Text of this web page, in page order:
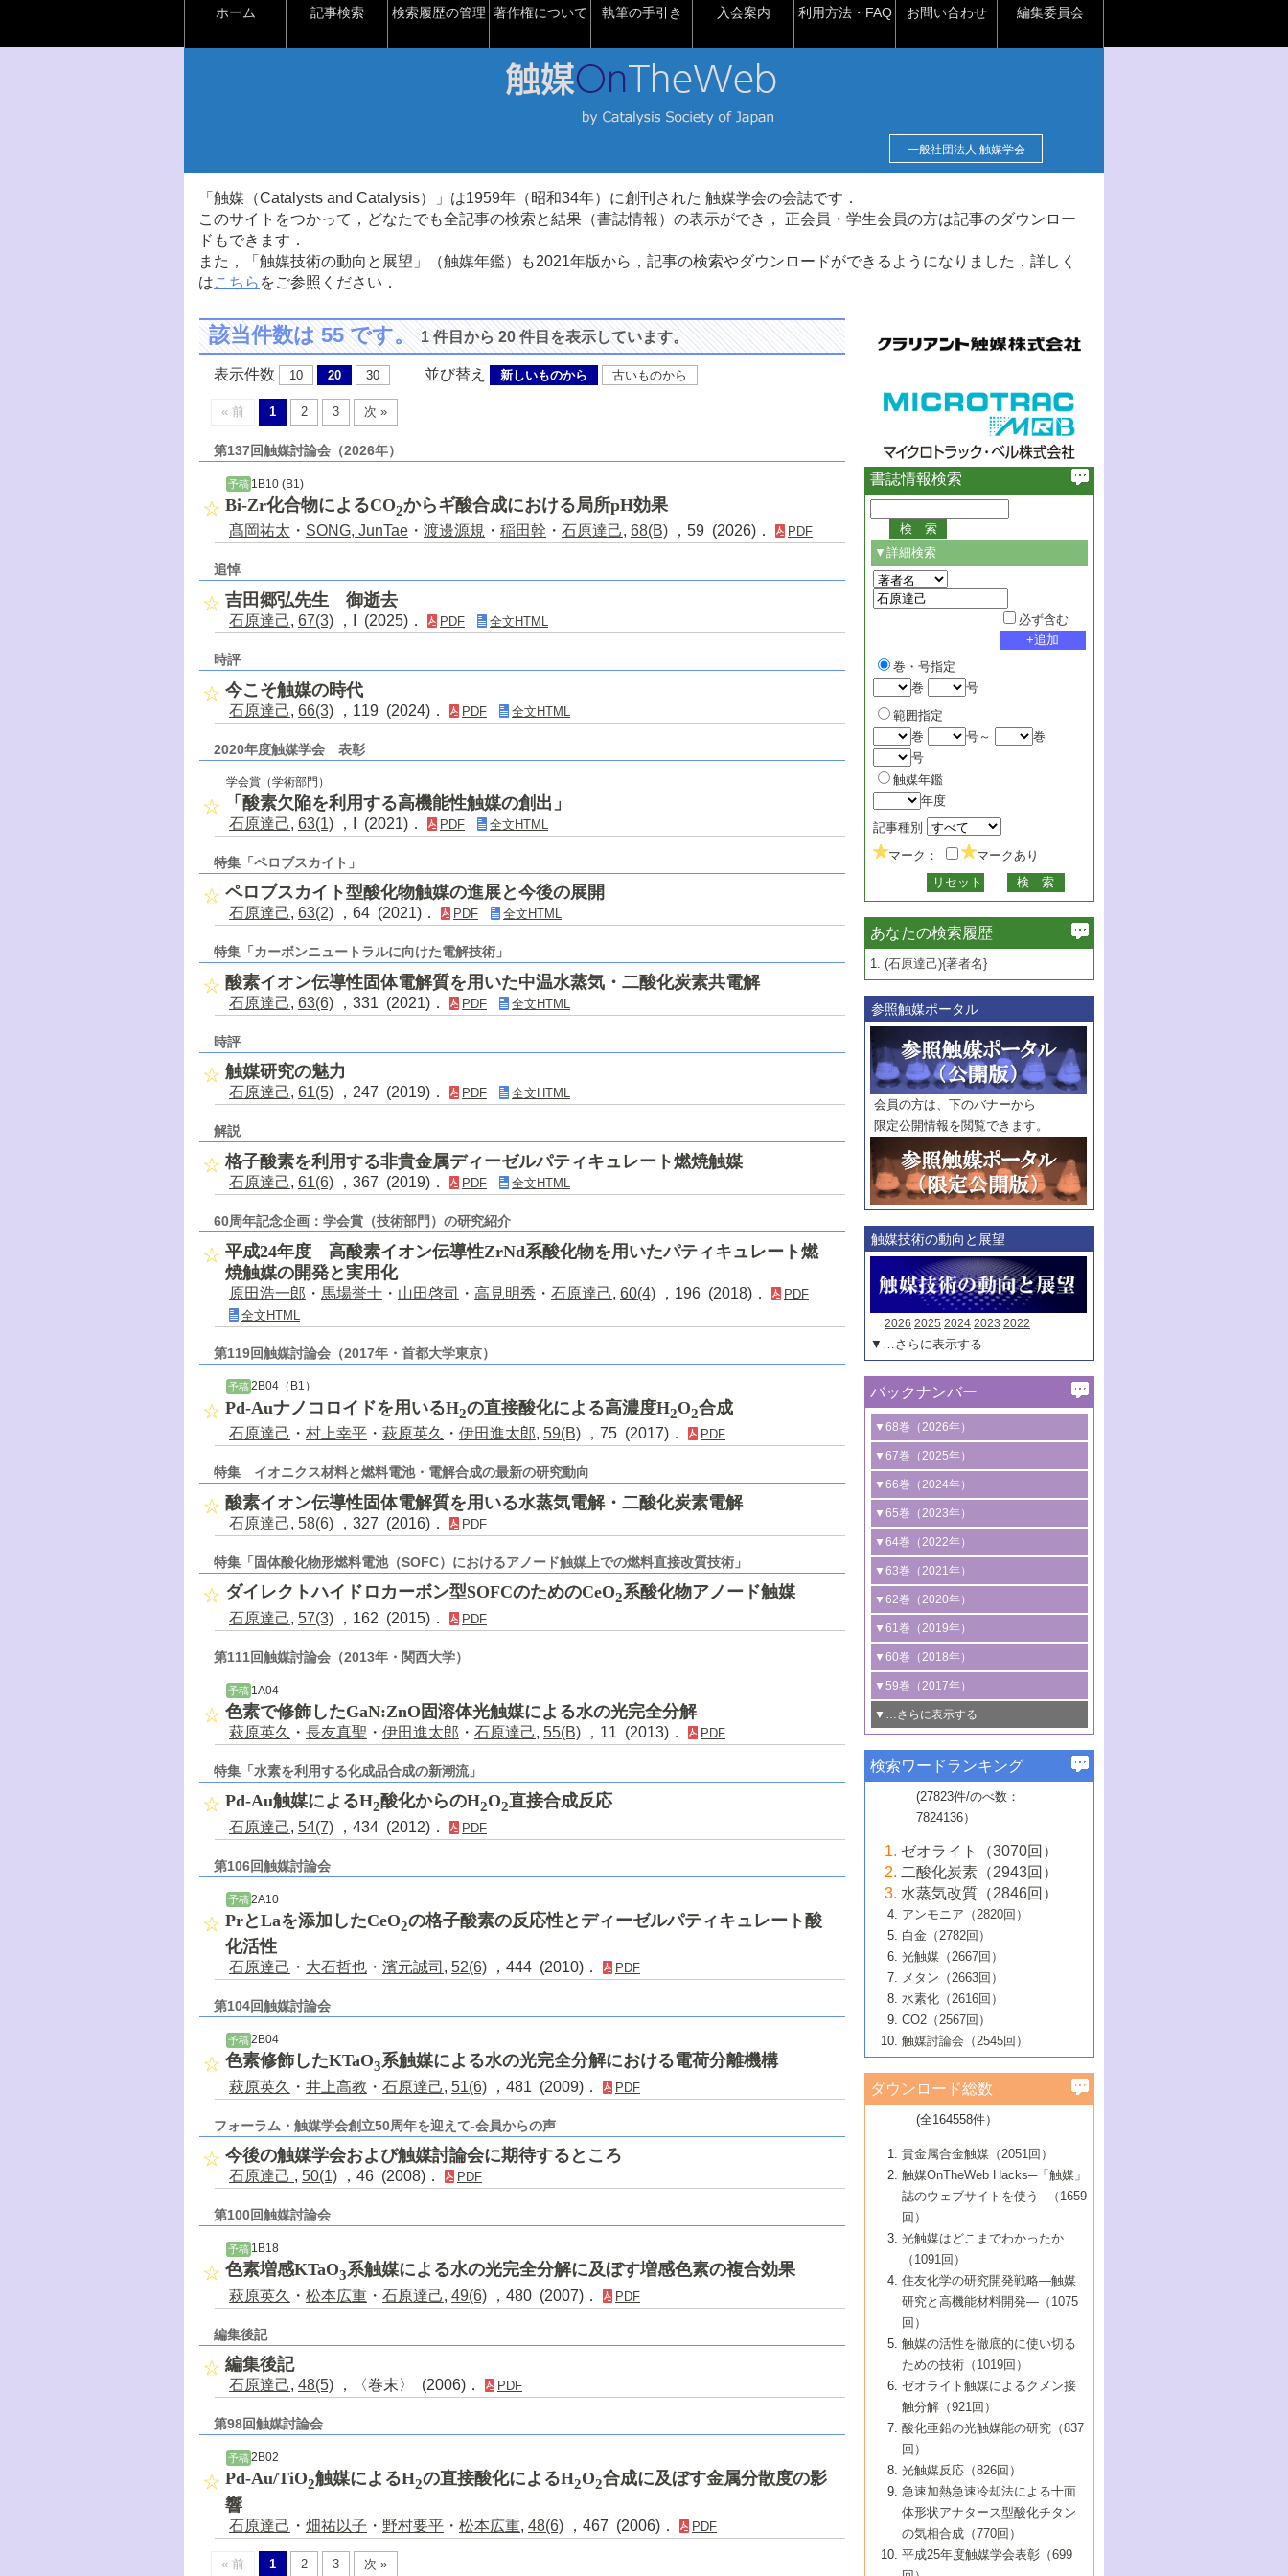
ホーム 記事検索 検索履歴の管理 著作権について 執筆の手引き 入会案内 利用方法・FAQ お問い合わせ 編集委員会
一般社団法人 触媒学会
「触媒（Catalysts and Catalysis）」は1959年（昭和34年）に創刊された 触媒学会の会誌です．
このサイトをつかって，どなたでも全記事の検索と結果（書誌情報）の表示ができ， 正会員・学生会員の方は記事のダウンロー
ドもできます．
また，「触媒技術の動向と展望」（触媒年鑑）も2021年版から，記事の検索やダウンロードができるようになりました．詳しく
はこちら をご参照ください．
該当件数は 55 です。1 件目から 20 件目を表示しています。
表示件数 10 20 30 並び替え 新しいものから 古いものから
« 前 1 2 3 次 »
第137回触媒討論会（2026年）
予稿 1B10 (B1)
Bi-Zr化合物によるCO2からギ酸合成における局所pH効果
髙岡祐太 ・ SONG, JunTae ・ 渡邊源規 ・ 稲田幹 ・ 石原達己, 68(B) ，59 (2026)． PDF
追悼
吉田郷弘先生 御逝去
石原達己, 67(3) ，I (2025)． PDF 全文HTML
時評
今こそ触媒の時代
石原達己, 66(3) ，119 (2024)． PDF 全文HTML
2020年度触媒学会 表彰
学会賞（学術部門）
「酸素欠陥を利用する高機能性触媒の創出」
石原達己, 63(1) ，I (2021)． PDF 全文HTML
特集「ペロブスカイト」
ペロブスカイト型酸化物触媒の進展と今後の展開
石原達己, 63(2) ，64 (2021)． PDF 全文HTML
特集「カーボンニュートラルに向けた電解技術」
酸素イオン伝導性固体電解質を用いた中温水蒸気・二酸化炭素共電解
石原達己, 63(6) ，331 (2021)． PDF 全文HTML
時評
触媒研究の魅力
石原達己, 61(5) ，247 (2019)． PDF 全文HTML
解説
格子酸素を利用する非貴金属ディーゼルパティキュレート燃焼触媒
石原達己, 61(6) ，367 (2019)． PDF 全文HTML
60周年記念企画：学会賞（技術部門）の研究紹介
平成24年度 高酸素イオン伝導性ZrNd系酸化物を用いたパティキュレート燃
焼触媒の開発と実用化
原田浩一郎 ・ 馬場誉士 ・ 山田啓司 ・ 高見明秀 ・ 石原達己, 60(4) ，196 (2018)．
PDF
全文HTML
第119回触媒討論会（2017年・首都大学東京）
予稿 2B04（B1）
Pd-Auナノコロイドを用いるH2の直接酸化による高濃度H2O2合成
石原達己 ・ 村上幸平 ・ 萩原英久 ・ 伊田進太郎, 59(B) ，75 (2017)． PDF
特集 イオニクス材料と燃料電池・電解合成の最新の研究動向
酸素イオン伝導性固体電解質を用いる水蒸気電解・二酸化炭素電解
石原達己, 58(6) ，327 (2016)． PDF
特集「固体酸化物形燃料電池（SOFC）におけるアノード触媒上での燃料直接改質技術」
ダイレクトハイドロカーボン型SOFCのためのCeO2系酸化物アノード触媒
石原達己, 57(3) ，162 (2015)． PDF
第111回触媒討論会（2013年・関西大学）
予稿 1A04
色素で修飾したGaN:ZnO固溶体光触媒による水の光完全分解
萩原英久 ・ 長友真聖 ・ 伊田進太郎 ・ 石原達己, 55(B) ，11 (2013)． PDF
特集「水素を利用する化成品合成の新潮流」
Pd-Au触媒によるH2酸化からのH2O2直接合成反応
石原達己, 54(7) ，434 (2012)． PDF
第106回触媒討論会
予稿 2A10
PrとLaを添加したCeO2の格子酸素の反応性とディーゼルパティキュレート酸
化活性
石原達己 ・ 大石哲也 ・ 濱元誠司 , 52(6) ，444 (2010)． PDF
第104回触媒討論会
予稿 2B04
色素修飾したKTaO3系触媒による水の光完全分解における電荷分離機構
萩原英久 ・ 井上高教 ・ 石原達己, 51(6) ，481 (2009)． PDF
フォーラム・触媒学会創立50周年を迎えて-会員からの声
今後の触媒学会および触媒討論会に期待するところ
石原達己 , 50(1) ，46 (2008)． PDF
第100回触媒討論会
予稿 1B18
色素増感KTaO3系触媒による水の光完全分解に及ぼす増感色素の複合効果
萩原英久 ・ 松本広重 ・ 石原達己, 49(6) ，480 (2007)． PDF
編集後記
編集後記
石原達己, 48(5) ，〈巻末〉 (2006)． PDF
第98回触媒討論会
予稿 2B02
Pd-Au/TiO2触媒によるH2の直接酸化によるH2O2合成に及ぼす金属分散度の影
響
石原達己 ・ 畑祐以子 ・ 野村要平 ・ 松本広重, 48(6) ，467 (2006)． PDF
« 前 1 2 3 次 »
書誌情報検索
▼詳細検索
必ず含む
巻・号指定
巻
号
範囲指定
巻
号～
巻
号
触媒年鑑
年度
記事種別
マーク：
マークあり
あなたの検索履歴
1. (石原達己){著者名}
参照触媒ポータル
会員の方は、下のバナーから
限定公開情報を閲覧できます。
触媒技術の動向と展望
2026 2025 2024 2023 2022
▼…さらに表示する
バックナンバー
▼68巻（2026年）
1号 過酸化水素合成に関する研究動向
2号 コンピューター技術により加速する
触媒開発
3号 有機分子変換やCO 資源化のための
光触媒に関する最近の研究
B号 第137回触媒討論会（2026年）
▼67巻（2025年）
1号 CO
水素化によるグリーン燃料/グリ
ーンケミカル製造
2号 水素製造のための水分解技術に関す
る最近の研究
3号 オレフィン系樹脂の精密合成に関す
る最新技術
4号 アルコール類の効率的変換を実現す
る非貴金属触媒の研究動向
5号 ゼオライトの合成と応用における研
究動向
6号 ヘテロ接合界面
B号 第135回触媒討論会（2025年）
▼66巻（2024年）
1号 低次元ナノ構造を有する触媒材料
2号 規制反応場を活用した固体触媒研究
の新展開
3号 未踏分子変換を目指した酸化触媒プ
ロセスの最前線
4号 シンクロトロン放射光および中性子
線を利用した触媒解析技術の最先端
5号 単原子触媒
6号 参照触媒委員会からのお知らせ
B号 第133回触媒討論会（2023年）
▼65巻（2023年）
1号 炭素が関わる触媒機能
2号 プラスチックケミカルリサイクルの
ための触媒技術
3号 非酸化物系金属化合物を基盤とした
触媒材料の開発
4号 格子酸素・格子酸素欠陥を利用した
触媒反応
5号 生体触媒によるエネルギー変換反応
6号 窒素とリンの循環のための触媒・機
能性材料
▼64巻（2022年）
1号 合成ガス製造とCOを用いるケミカル
ズ合成の最新動向
2号 化学品合成のための合金触媒開発
3号 CO の排出削減および有効活用のた
めの触媒技術
4号 若手による情報発信企画～とびたて
若き触媒の研究者たち～（1）
若き触媒の研究者たち～（2）
6号 石油のノーブル・ユースを志向した
触媒技術
大学：オンライン・対面開催）
▼63巻（2021年）
1号 金触媒の新展開
2号 ペロブスカイト
3号 特殊反応場を利用した触媒的分子変
換反応
4号 多孔質材料を用いた触媒の新展開
5号 情報学的手法を用いた触媒開発
6号 カーボンニュートラルに向けた電解
技術
B号 第127回触媒討論会（2021年・オン
ライン開催(Zoom)のみ）
▼62巻（2020年）
1号 触媒設計を拓く欠陥構造のキャラク
タリゼーション
2号 機能化学品製造に資するクリーンな
触媒的酸化反応
3号 水処理のための触媒化学
4号 光触媒を用いた水分解の最新の研究
動向
5号 次世代の触媒プロセスを支えるマイ
6号 メタン転換技術の最新動向
B号 第125回触媒討論会（2020年・工学
院大学）
▼61巻（2019年）
1号 物質移動制御に着目した触媒プロセ
ス開発
2号 CO2 フリー水素サプライチェーンに
関わる触媒開発動向
3号 精密高分子合成に関する最近の研究
動向
4号 バイオマス化成品製造のための触媒
5号 固体触媒による含窒素有機化合物変
換の最前線
6号 貴金属使用量低減に向けた自動車排
ガス浄化触媒の開発
B号 第123回触媒討論会（2019年・大阪
▼60巻（2018年）
1号 固体酸触媒の最新の研究動向
2号 二酸化炭素からの有用化学品合成
3号 ナノ粒子・クラスター触媒の最前線
4号 60周年記念企画
5号 進化するゼオライト合成技術
6号 非貴金属系触媒における電気化学的
B号 第121回触媒討論会（2018年・東京
大学）
▼59巻（2017年）
1号 いたるところに，触媒
最先端技術
3号 無機分離膜材料の開発と触媒反応プ
ロセスへの適用
5号 水素のふるまいを解き明かす最先端
研究
6号 低級アルカンの有効利用のための触
媒技術
B号 第119回触媒討論会（2017年・首都
大学東京）
▼…さらに表示する
1号 ユニークな構造の高分子を生み出す触
2号 リグニンからの化成品製造に向けた触
媒技術
3号 触媒研究の最先端～とびたて若き研究
者たち～（1）
4号 触媒研究の最先端～とびたて若き研究
者たち～（2）
5号 触媒研究の最先端～とびたて若き研究
者たち～（3）
6号 イオニクス材料と燃料電池・電解合成
の最新の研究動向
B号 第117回触媒討論会（2016年・大阪府
立大学）
▼57巻（2015年）
1号 水素キャリアにかかわる触媒技術の新
2号 石油精製用触媒の最近の進展
3号 固体酸化物形燃料電池（SOFC）におけ
るアノード触媒上での燃料直接改質技術
4号 コアシェル構造の制御による触媒機能
5号 工業触媒およびその周辺技術の最近の
進歩
6号 ナノシート
B号 第115回触媒討論会（2015年・成蹊大
▼56巻（2014年）
2号 光触媒反応機構に関する最新の研究動
向
開発動向
4号 人工光合成に向けた近年のアプローチ
5号 未利用熱エネルギーの有効活用に貢献
する触媒技術
6号 ポリオキソメタレート
B号 第113回触媒討論会（2014年・ロワジ
ールホテル豊橋）
1号 高耐久性燃料電池システム用触媒にお
ける新展開
2号 リビングラジカル重合の最近の動向
3号 天然ガスの化学工業的展開に関する触
媒技術
4号 貴金属触媒の精密構造制御とその活用
5号 バイオマス化成品製造のための固体触
6号 ナノ空間─吸着状態解析から新機能開拓
B号 第111回触媒討論会（2013年・関西大
▼54巻（2012年）
1号 規則性多孔体の利用技術における最近
の進歩
2号 第109回触媒討論会
3号 貴金属低減技術の最新動向
4号 貴金属代替技術の最新動向
5号 光触媒による物質変換反応の新展開
6号 グラフェン
7号 水素を利用する化成品合成の新潮流
▼53巻（2011年）
1号 金属学から見る合金触媒の新展開
2号 第107回触媒討論会
3号 触媒のその場観察法の進歩（１）
4号 触媒のその場観察法の進歩（２）
5号 不活性結合の触媒的活性化による有機
合成
6号 新しい固体酸触媒技術
7号 ゼオライト合成における最近の進歩
▼52巻（2010年）
1号 触媒の劣化対策と長寿命触媒開発
2号 第105回触媒討論会
3号 ナノ構造が拓く新機能
4号 活性サイトおよびその環境の精密な設
計による触媒の高機能化
5号 触媒を有効に使うための技術
7号 有機分子触媒による精密有機合成
8号 高機能化ポリオレフィンに向けた重合
触媒の最近の進展
1号 炭素材料－熱い注目を集める材料－
2号 第103回触媒討論会
3号 環境浄化用光触媒の現状と課題
4号 水素社会の実現に向けた水素製造・貯
蔵技術の進歩
5号 CO2が関わる触媒・材料
7号 持続可能社会実現のための触媒および
触媒関連技術
▼50巻（2008年）
1号 触媒化学と学会のこの10年，半世紀，
そして未来
2号 第101回触媒討論会
4号 錯体を利用したユニークな表面構造の
構築と機能
5号 若手会員による触媒研究の未来展望1：
企業編
6号 第102回触媒討論会
7号 触媒・化学反応における計算化学の進
8号 若手研究者による触媒研究の未来展望
2：大学・研究所編
▼49巻（2007年）
1号 含フッ素化合物の合成と触媒
2号 第99回触媒討論会
3号 実用的ファインケミカル合成プロセス
を実現する触媒
5号 こんな物質，あんな物質―新たな触媒
の可能性―
7号 『結晶の化学』を活かした触媒研究
8号 イオン液体の応用
▼48巻（2006年）
1号 固体酸触媒の最近の進歩
2号 第97回触媒討論会
3号 リビング重合触媒の最近の展開
5号 水素製造・貯蔵のための触媒技術の新
しい展開
6号 第98回触媒討論会
7号 基礎化学品製造の触媒技術
8号 多機能型リアクター
1号 最近の触媒担体とその効果
2号 第95回触媒討論会
4号 水分解用光触媒材料
5号 時間分解分光の進歩と応用
6号 第96回触媒討論会
8号 超臨界流体を用いた化学プロセスの新
▼46巻（2004年）
1号 部分酸化反応触媒の最前線
2号 第93回触媒討論会
3号 特殊エネルギー場の触媒反応
4号 生体内における金属の触媒作用
5号 ファインケミカルズの展開に寄与する
6号 第94回触媒討論会
7号 サブナノレベルでみた新しい表面現象
8号 オレフィン重合触媒の新たな展
▼45巻（2003年）
1号 なぜこの触媒が良いのか？
2号 第91回触媒討論会
3号 最近の自動車排ガス処理技術
4号 触媒研究の現状と将来─第90回触媒討論
5号 基礎化学品製造の触媒技術
6号 第92回触媒討論会
7号 基礎化学品製造の触媒技術
8号 資源の循環と触媒技術
▼44巻（2002年）
1号 高次制御された触媒の化学
2号 第89回触媒討論会
3号 触媒を利用した電気化学の新展開
4号 ナノ材料の調製と機能化
5号 こんな触媒が欲しい
6号 第90回触媒討論会
7号 触媒研究と学術雑誌/情報
8号 若い世代からみた触媒化学の現状と未
▼43巻（2001年）
1号 グリーンケミストリーと触媒
2号 第87回触媒討論会特集号
3号 生体触媒とバイオプロセス
4号 水素製造・利用の触媒化学
5号 触媒研究における新しい切り口：コン
ビナトリアルケミストリー
6号 第88回触媒討論会特集号
7号 企業における触媒研究のブレークスル
8号 この材料を触媒として使ってみません
▼42巻（2000年）
1号 触媒反応工学の明日を拓く
2号 第85回触媒討論会
3号 反応ダイナミクス
5号 触媒のおもしろさをどのように伝える
6号 第86回触媒討論会
7号 水素化精製触媒の新しい展開
8号 新しい反応性と機能性を目指した金属
クラスタ-化学
▼41巻（1999年）
1号 孔、穴、あな?-特異な空間とその利用-
2号 第83回触媒討論会
3号 均一系触媒反応最前線
4号 実用炭素材料の新展開
5号 研究の方法論を考える
7号 機能性金属材料と触媒
8号 触媒研究へのNMRの応用と展望
▼40巻（1998年）
進展と21世紀への提言/創立40周年記念・触
媒学会この10年の歩みとこれから/創立40周
2号 第81回触媒討論会
3号 計算機触媒化学へのさそい
4号 触媒劣化の制御と予測
5号 最新の実用プロセスと触媒
6号 第82回触媒討論会
7号 ナノ構造体の化学
8号 あの反応は今
1号 均一系と不均一系触媒反応-その特徴と
接点
2号 第79回触媒討論会
3号 最新NO除去触媒の実用化研究
4号 新しい反応場を目指した触媒調製
5号 反応・分離技術の新しい展開
6号 第80回触媒討論会
8号 AFMでみる世界
▼38巻（1996年）
1号 触媒の構造と触媒作用/C1化学を中心と
する21世紀への触媒
3号 オリンピックメダル:金・銀・銅はどん
な触媒作用を示すか
4号 触媒作用における機能の複合化
5号 未来を拓け！若手研究者
6号 第78回触媒討論会
7号 ダイナミックな領域への触媒研究の展
開/C1化学を中心とする21世紀への触媒
▼37巻（1995年）
1号 ファインケミカルズと固体触媒
2号 第75回触媒討論会
3号 希土類を利用した触媒
4号 触媒とリサイクル
5号 エネルギー変換触媒
6号 第76回触媒討論会
7号 表面吸着相の新しい展開
8号 マイクロポーラス・クリスタル触媒の
▼36巻（1994年）
1号 電気化学と触媒
2号 第73回触媒討論会
3号 C4化学の展開
4号 《通常号》
5号 《通常号》
6号 第74回触媒討論会
▼35巻（1993年）
1号 工業触媒開発マニュアル―探索から工
業化まで
2号 第71回触媒討論会
3号 研究開発のうらおもて―着想と展開
4号 触媒劣化と寿命の予測
5号 環境に優しい触媒
▼34巻（1992年）
1号 インパクトを与えたこの研究
2号 第69回触媒討論会
3号 ケミカルズ合成触媒―新しい展開と応
▼33巻（1991年）
1号 触媒プロセス開発マニュアル―探索か
ら工業化まで，知っておきたいこと PartII
2号 第67回触媒討論会
▼32巻（1990年）
1号 21世紀に向けて触媒研究の飛躍をめざ
す―触媒化学の裾野を広げよう
2号 第65回触媒討論会
▼31巻（1989年）
1号 情報科学と反応設計・材料設計
▼30巻（1988年）
検索ワードランキング
(27823件/のべ数：
7824136）
ゼオライト（3070回）
二酸化炭素（2943回）
水蒸気改質（2846回）
アンモニア（2820回）
白金（2782回）
光触媒（2667回）
メタン（2663回）
水素化（2616回）
CO2（2567回）
触媒討論会（2545回）
ダウンロード総数
(全164558件）
貴金属合金触媒（2051回）
触媒OnTheWeb Hacks─「触媒」
誌のウェブサイトを使う─（1659
回）
光触媒はどこまでわかったか
（1091回）
住友化学の研究開発戦略―触媒
研究と高機能材料開発―（1075
回）
触媒の活性を徹底的に使い切る
ための技術（1019回）
ゼオライト触媒によるクメン接
触分解（921回）
酸化亜鉛の光触媒能の研究（837
回）
光触媒反応（826回）
急速加熱急速冷却法による十面
体形状アナタース型酸化チタン
の気相合成（770回）
平成25年度触媒学会表彰（699